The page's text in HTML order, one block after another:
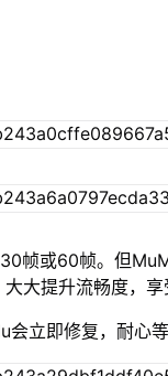
帧或60帧。但
大提升流畅度，享
立即修复，耐心等